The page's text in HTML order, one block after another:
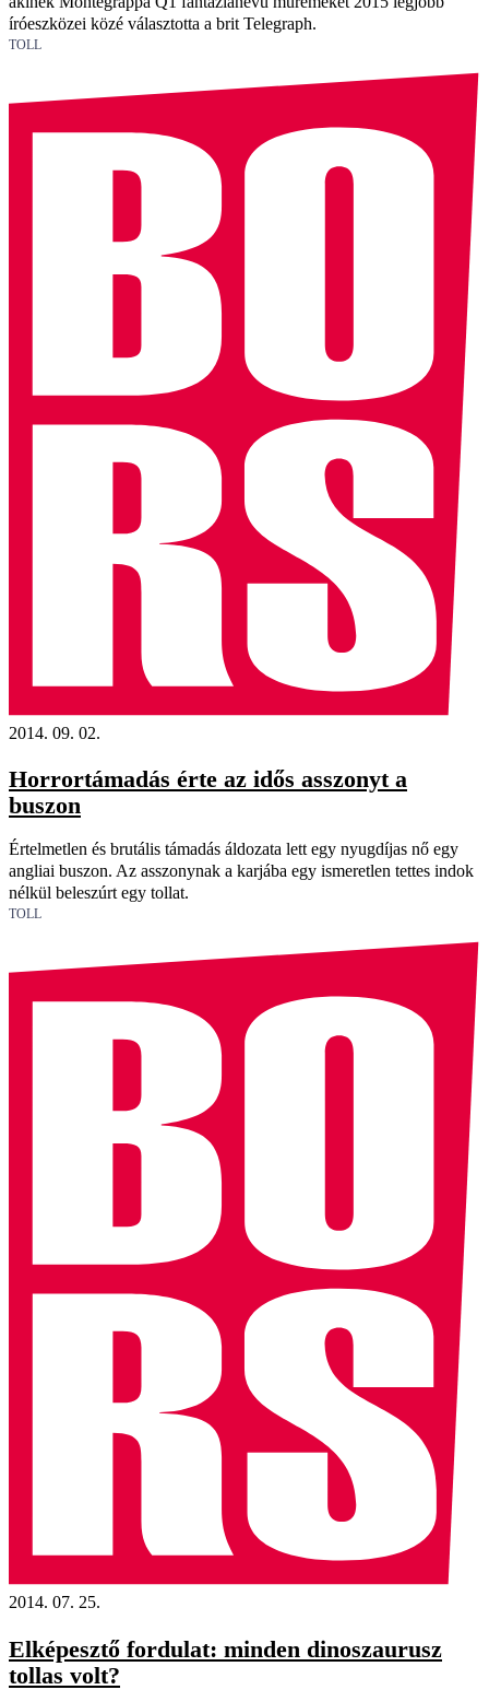
íróeszközei közé választotta a brit Telegraph.
TOLL
2014. 09. 02.
Horrortámadás érte az idős asszonyt a
buszon
Értelmetlen és brutális támadás áldozata lett egy nyugdíjas nő egy
angliai buszon. Az asszonynak a karjába egy ismeretlen tettes indok
nélkül beleszúrt egy tollat.
TOLL
2014. 07. 25.
Elképesztő fordulat: minden dinoszaurusz
tollas volt?